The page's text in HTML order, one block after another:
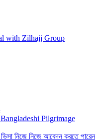
with Zilhajj Group
Pilgrimage
নিজে নিজে আবেদন করতে পারেন